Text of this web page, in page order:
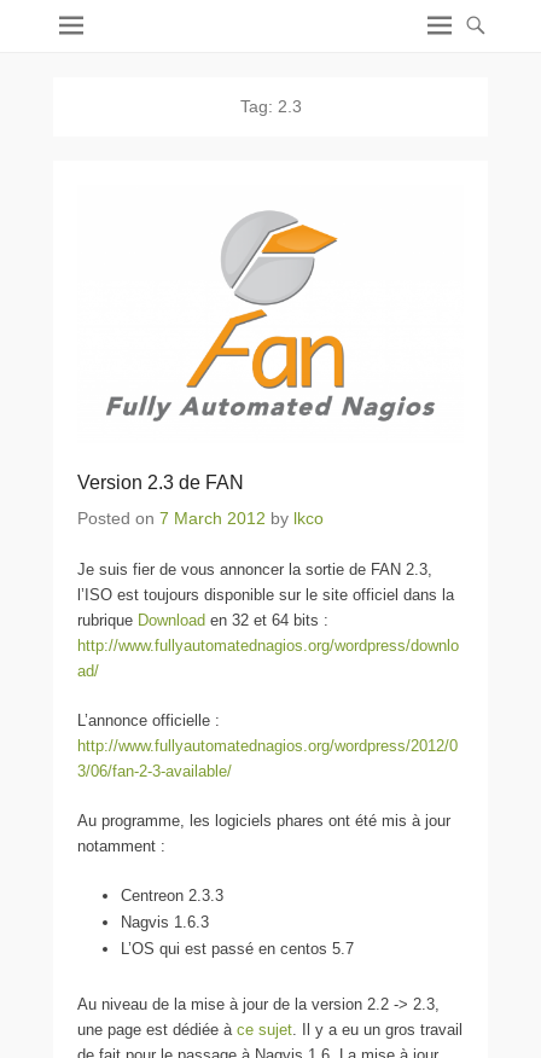
Tag: 2.3
Version 2.3 de FAN
Posted on 7 March 2012 by lkco
Je suis fier de vous annoncer la sortie de FAN 2.3,
l’ISO est toujours disponible sur le site officiel dans la
rubrique Download en 32 et 64 bits :
http://www.fullyautomatednagios.org/wordpress/downlo
ad/
L’annonce officielle :
http://www.fullyautomatednagios.org/wordpress/2012/0
3/06/fan-2-3-available/
Au programme, les logiciels phares ont été mis à jour
notamment :
Centreon 2.3.3
Nagvis 1.6.3
L’OS qui est passé en centos 5.7
Au niveau de la mise à jour de la version 2.2 -> 2.3,
une page est dédiée à ce sujet. Il y a eu un gros travail